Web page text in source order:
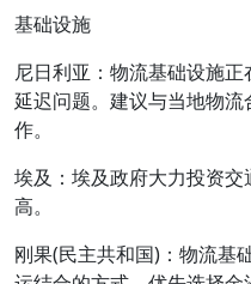
基础设施
尼日利亚：物流基础设施
延迟问题。建议与当地物
作。
埃及：埃及政府大力投资
高。
刚果(民主共和国)：物流基